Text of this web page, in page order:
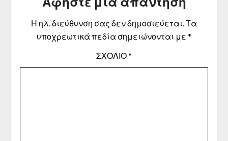
Η ηλ. διεύθυνση σας δεν δημοσιεύεται.Τα
υποχρεωτικά πεδία σημειώνονται με *
ΣΧΌΛΙΟ*